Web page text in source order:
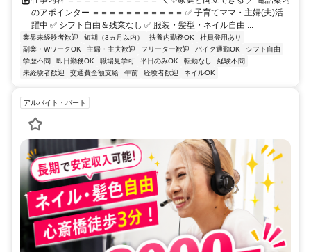
のアポインター ＝＝＝＝＝＝＝＝＝＝＝ ✅ 子育てママ・主婦(夫)活
躍中 ✅ シフト自由＆残業なし ✅ 服装・髪型・ネイル自由 ...
業界未経験者歓迎 短期（3ヵ月以内） 扶養内勤務OK
社員登用あり
副業・WワークOK
主婦・主夫歓迎 フリーター歓迎 バイク通勤OK
シフト自由
学歴不問
即日勤務OK 職場見学可 平日のみOK 転勤なし
経験不問
未経験者歓迎
交通費全額支給 午前 経験者歓迎 ネイルOK
アルバイト・パート